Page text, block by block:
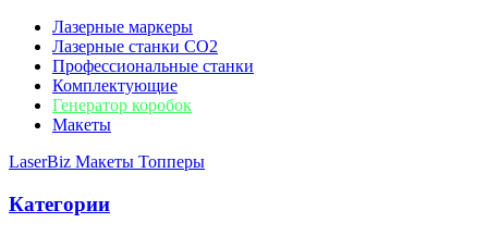
Лазерные маркеры
Лазерные станки CO2
Профессиональные станки
Комплектующие
Генератор коробок
Макеты
LaserBiz Макеты Топперы
Категории